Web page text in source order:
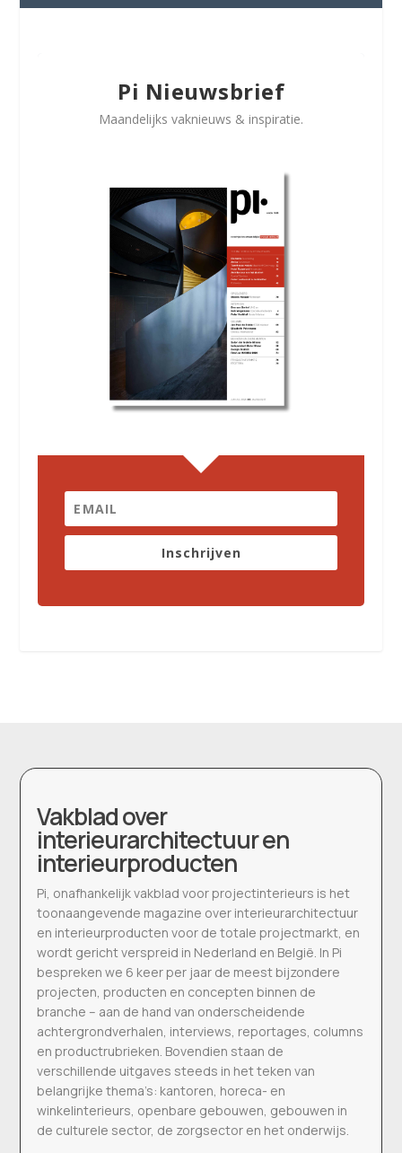
Pi Nieuwsbrief
Maandelijks vaknieuws & inspiratie.
Inschrijven
Vakblad over
interieurarchitectuur en
interieurproducten
Pi, onafhankelijk vakblad voor projectinterieurs is het
toonaangevende magazine over interieurarchitectuur
en interieurproducten voor de totale projectmarkt, en
wordt gericht verspreid in Nederland en België. In Pi
bespreken we 6 keer per jaar de meest bijzondere
projecten, producten en concepten binnen de
branche – aan de hand van onderscheidende
achtergrondverhalen, interviews, reportages, columns
en productrubrieken. Bovendien staan de
verschillende uitgaves steeds in het teken van
belangrijke thema’s: kantoren, horeca- en
winkelinterieurs, openbare gebouwen, gebouwen in
de culturele sector, de zorgsector en het onderwijs.